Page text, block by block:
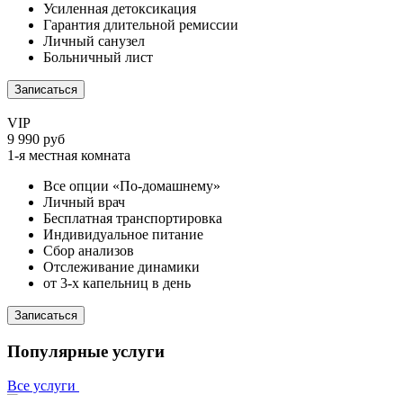
Усиленная детоксикация
Гарантия длительной ремиссии
Личный санузел
Больничный лист
Записаться
VIP
9 990 руб
1-я местная комната
Все опции «По-домашнему»
Личный врач
Бесплатная транспортировка
Индивидуальное питание
Сбор анализов
Отслеживание динамики
от 3-х капельниц в день
Записаться
Популярные услуги
Все услуги